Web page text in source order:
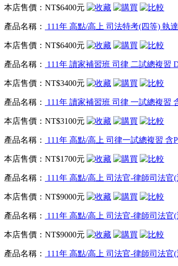
本店售價： NT$6400元
產品名稱： 111年 高點/高上 司法特考(四等) 執
本店售價： NT$6400元
產品名稱： 111年 讀家補習班 司律 二試總複習
本店售價： NT$3400元
產品名稱： 111年 讀家補習班 司律 一試總複習
本店售價： NT$3100元
產品名稱： 111年 高點/高上 司律一試總複習 含
本店售價： NT$1700元
產品名稱： 111年 高點/高上 司法官-律師司法
本店售價： NT$9000元
產品名稱： 111年 高點/高上 司法官-律師司法
本店售價： NT$9000元
產品名稱： 111年 高點/高上 司法官-律師司法